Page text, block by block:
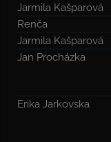
Jarmila Kašparová
Renča
Jarmila Kašparová
Jan Procházka
Erika Jarkovska